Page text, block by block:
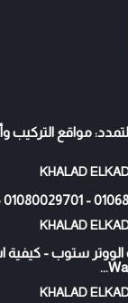
مواقع التركيب
ستوب - كيفية